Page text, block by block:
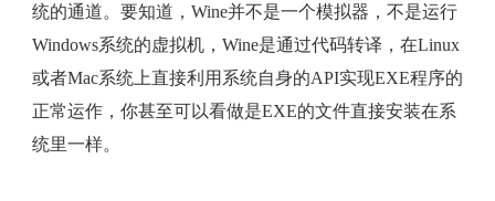
统的通道。要知道，Wine并不是一个模拟器，不是运行
Windows系统的虚拟机，Wine是通过代码转译，在Linux
或者Mac系统上直接利用系统自身的API实现EXE程序的
正常运作，你甚至可以看做是EXE的文件直接安装在系
统里一样。